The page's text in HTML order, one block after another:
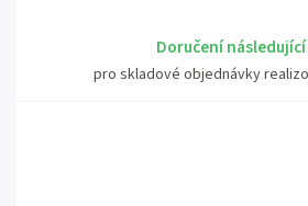
Doručení
pro skladové objednávky